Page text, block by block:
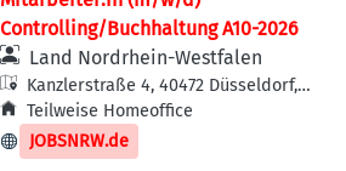
Controlling/Buchhaltung A10-2026
Land Nordrhein-Westfalen
Kanzlerstraße 4, 40472 Düsseldorf,
Deutschland
Teilweise Homeoffice
JOBSNRW.de